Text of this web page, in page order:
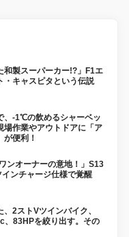
和製スーパーカー!?」F1エ
・キャスピタという伝説
、-1℃の飲めるシャーベッ
場作業やアウトドアに「ア
便利！
ンオーナーの意地！」S13
ンチャージ仕様で覚醒
2ストVツインバイク、
、83HPを絞り出す。その